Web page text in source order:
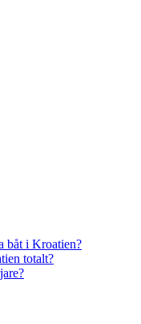
båt i Kroatien?
totalt?